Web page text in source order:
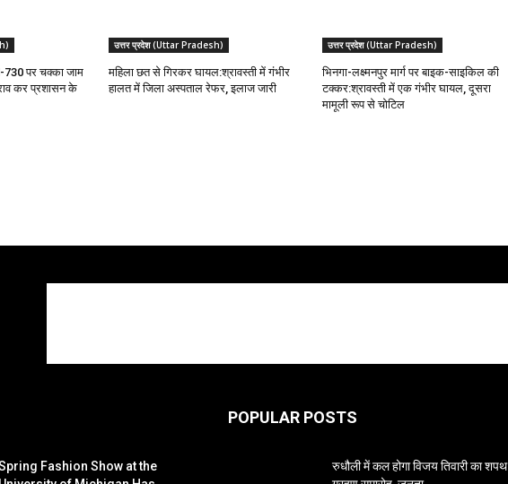
730 पर चक्का जाम
कर प्रशासन के
उत्तर प्रदेश (Uttar Pradesh)
महिला छत से गिरकर घायल:श्रावस्ती में गंभीर
हालत में जिला अस्पताल रेफर, इलाज जारी
उत्तर प्रदेश (Uttar Pradesh)
भिनगा-लक्ष्मनपुर मार्ग पर बाइक-साइकिल की
टक्कर:श्रावस्ती में एक गंभीर घायल, दूसरा
मामूली रूप से चोटिल
Fashion Show at the
POPULAR POSTS
रुधौली में कल होगा विजय तिवारी का शपथ